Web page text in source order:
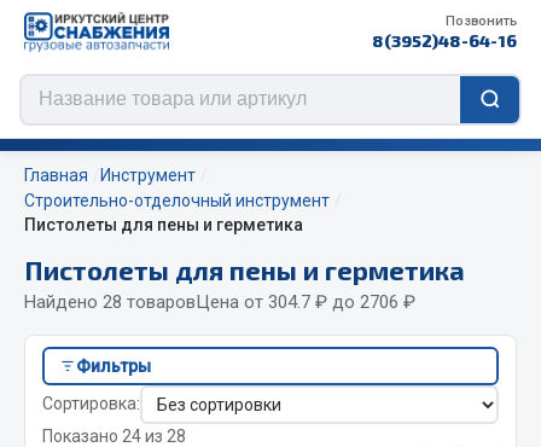
Позвонить
8(3952)48-64-16
ЦЕПИ BOHU (Китай)
Изготовление цепей на колеса BOHU
Главная
Инструмент
Строительно-отделочный инструмент
Пистолеты для пены и герметика
Пистолеты для пены и герметика
Найдено 28 товаровЦена от 304.7 ₽ до 2706 ₽
Фильтры
Сортировка:
Показано 24 из 28